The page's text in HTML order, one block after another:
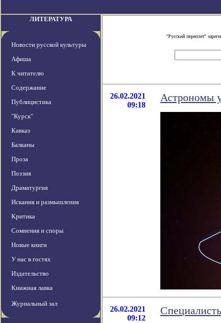
ЛИТЕРАТУРА
Новости русской культуры
Афиша
К читателю
Содержание
Публицистика
"Курск"
Кавказ
Балканы
Проза
Поэзия
Драматургия
Искания и размышления
Критика
Сомнения и споры
Новые книги
У нас в гостях
Издательство
Книжная лавка
Журнальный зал
"Русский переплет"
26.02.2021
09:18
Астрономы
26.02.2021
09:12